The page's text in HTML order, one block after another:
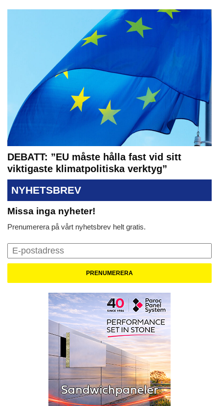
DEBATT: ”EU måste hålla fast vid sitt
viktigaste klimatpolitiska verktyg”
NYHETSBREV
Missa inga nyheter!
Prenumerera på vårt nyhetsbrev helt gratis.